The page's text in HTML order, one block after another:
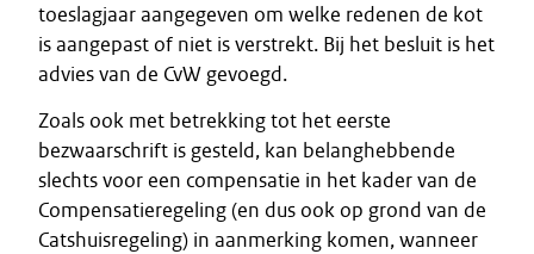
toeslagjaar aangegeven om welke redenen de kot
is aangepast of niet is verstrekt. Bij het besluit is het
advies van de CvW gevoegd.
Zoals ook met betrekking tot het eerste
bezwaarschrift is gesteld, kan belanghebbende
slechts voor een compensatie in het kader van de
Compensatieregeling (en dus ook op grond van de
Catshuisregeling) in aanmerking komen, wanneer